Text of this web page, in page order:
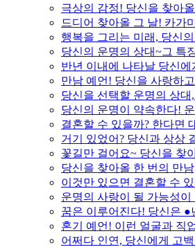
극상의 감정! 당신을 찾아
드디어 찾아올 그 날! 카가
행복을 그리는 미래, 당신
당신의 운명의 상대~그 특
반년 이내에 나타날 당신에
만남 예언! 당신을 사랑하
당신을 선택할 운명의 상
당신의 운명이 약속한다!
결혼할 수 있을까? 한다면
거기 있었어? 당신과 상상
꽃길만 걸어요~ 당신을 찾
당신을 찾아올 한 번의 만
이것만 있으면 결혼할 수
운명의 사랑이 될 가능성이
꿈은 이루어진다! 당신은 ●
혼기 예언! 이런 얼굴과 직
어쩌다 인연, 당신에게 고